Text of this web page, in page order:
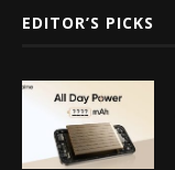
EDITOR’S PICKS